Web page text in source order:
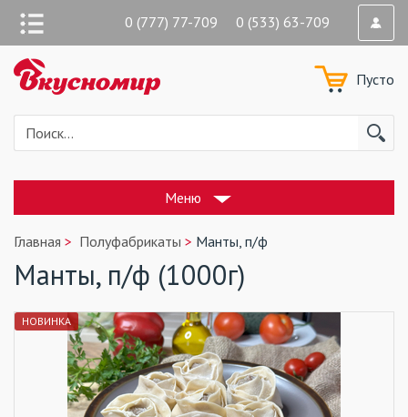
0 (777) 77-709 0 (533) 63-709
Пусто
Меню
Главная Полуфабрикаты Манты, п/ф
Манты, п/ф (1000г)
НОВИНКА